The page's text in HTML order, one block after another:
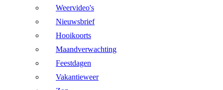
Weervideo's
Nieuwsbrief
Hooikoorts
Maandverwachting
Feestdagen
Vakantieweer